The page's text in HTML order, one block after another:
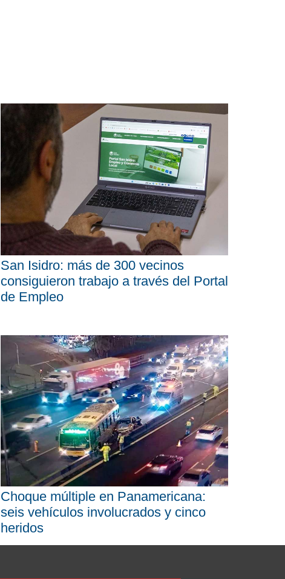
San Isidro: más de 300 vecinos
consiguieron trabajo a través del Portal
de Empleo
Choque múltiple en Panamericana:
seis vehículos involucrados y cinco
heridos